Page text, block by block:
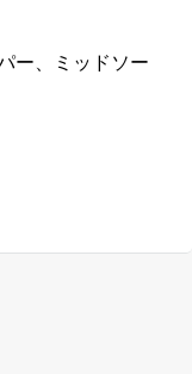
ー、ミッドソー